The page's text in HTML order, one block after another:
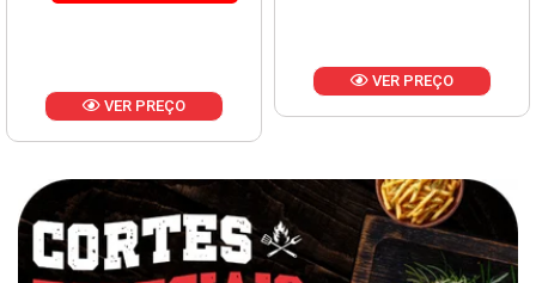
VER PREÇO
VER PREÇO